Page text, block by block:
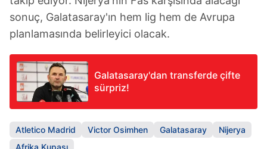
sonuç, Galatasaray'ın hem lig hem de Avrupa
planlamasında belirleyici olacak.
Galatasaray'dan transferde çifte
sürpriz!
Atletico Madrid Victor Osimhen Galatasaray
Nijerya